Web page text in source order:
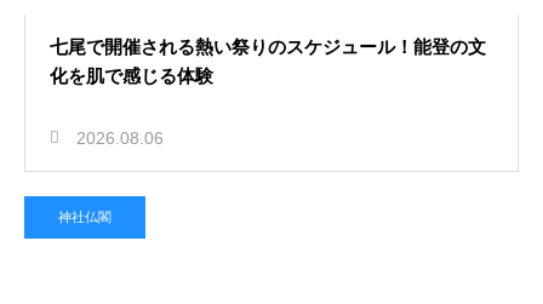
七尾で開催される熱い祭りのスケジュール！能登の文
化を肌で感じる体験
2026.08.06
神社仏閣